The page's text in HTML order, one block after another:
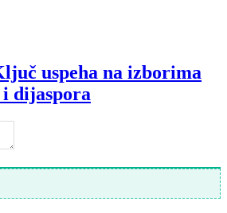
uspeha na izborima
dijaspora